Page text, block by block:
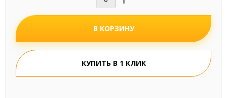
В КОРЗИНУ
КУПИТЬ В 1 КЛИК